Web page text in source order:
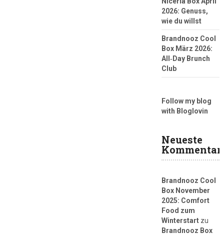
2026: Genuss,
wie du willst
Brandnooz Cool
Box März 2026:
All‑Day Brunch
Club
Follow my blog
with Bloglovin
Neueste
Brandnooz Cool
Box November
2025: Comfort
Food zum
Winterstartzu
Brandnooz Box